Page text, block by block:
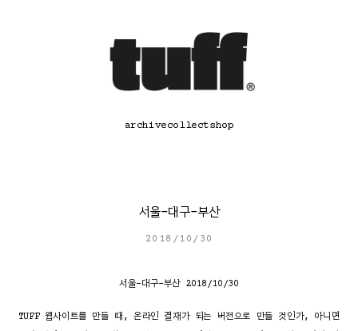
archivecollectshop
서울-대구-부산
2018/10/30
서울-대구-부산 2018/10/30
TUFF 웹사이트를 만들 때, 온라인 결재가 되는 버전으로 만들 것인가, 아니면